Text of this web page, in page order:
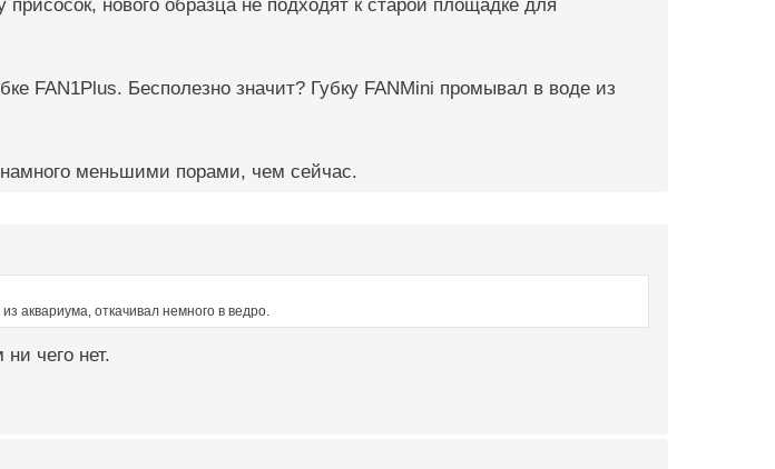
нового образца не подходят к старой площадке для
FAN1Plus. Бесполезно значит? Губку FANMini промывал в воде из
меньшими порами, чем сейчас.
аквариума, откачивал немного в ведро.
чего нет.